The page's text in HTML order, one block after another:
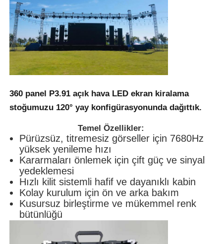
Şeffaf LED ekran
SMD LED Ekran
Dış LED Ekran Tablosu
Dış mekan led reklam panosu
360 panel P3.91 açık hava LED ekran kiralama
stoğumuzu 120° yay konfigürasyonunda dağıttık.
Temel Özellikler:
Pürüzsüz, titremesiz görseller için 7680Hz
yüksek yenileme hızı
Kararmaları önlemek için çift güç ve sinyal
yedeklemesi
Hızlı kilit sistemli hafif ve dayanıklı kabin
Kolay kurulum için ön ve arka bakım
Kusursuz birleştirme ve mükemmel renk
bütünlüğü